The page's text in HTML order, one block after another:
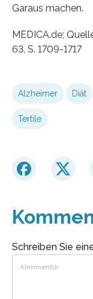
Garaus machen.
MEDICA.de;
63, S. 1709-1717
Alzheimer Diät
Tertile
Schreiben Sie